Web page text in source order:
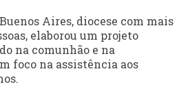
Aires, diocese com mais
elaborou um projeto
na comunhão e na
foco na assistência aos